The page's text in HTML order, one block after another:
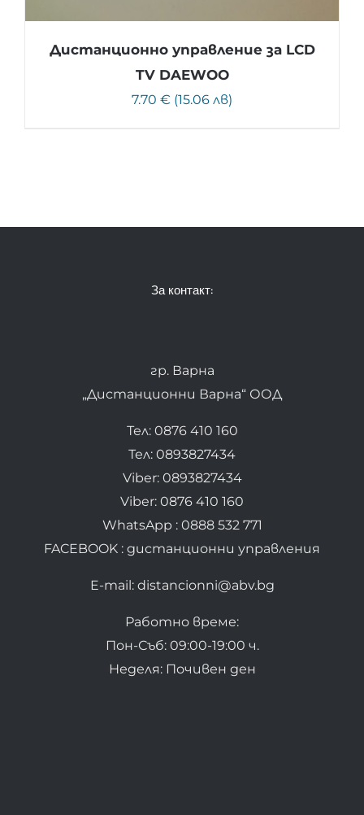
Дистанционно управление за LCD
TV DAEWOO
7.70 € (15.06 лв)
За контакт:
гр. Варна
„Дистанционни Варна“ ООД
Тел: 0876 410 160
Тел: 0893827434
Viber: 0893827434
Viber: 0876 410 160
WhatsApp : 0888 532 771
FACEBOOK : дистанционни управления
E-mail: distancionni@abv.bg
Работно време:
Пон-Съб: 09:00-19:00 ч.
Неделя: Почивен ден